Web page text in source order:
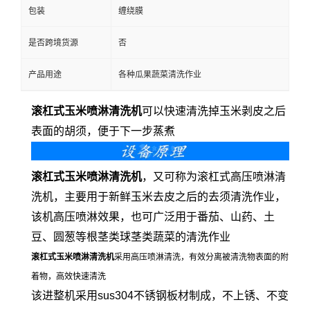
包装 缠绕膜
是否跨境货源 否
产品用途 各种瓜果蔬菜清洗作业
滚杠式玉米喷淋清洗机可以快速清洗掉玉米剥皮之后
表面的胡须，便于下一步蒸煮
滚杠式玉米喷淋清洗机，又可称为滚杠式高压喷淋清
洗机，主要用于新鲜玉米去皮之后的去须清洗作业，
该机高压喷淋效果，也可广泛用于番茄、山药、土
豆、圆葱等根茎类球茎类蔬菜的清洗作业
滚杠式玉米喷淋清洗机采用高压喷淋清洗，有效分离被清洗物表面的附
着物，高效快速清洗
该进整机采用sus304不锈钢板材制成，不上锈、不变